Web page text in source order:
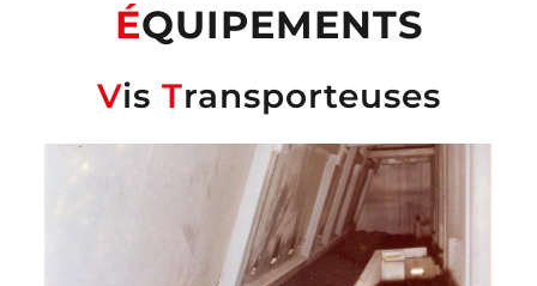
ÉQUIPEMENTS
Vis Transporteuses